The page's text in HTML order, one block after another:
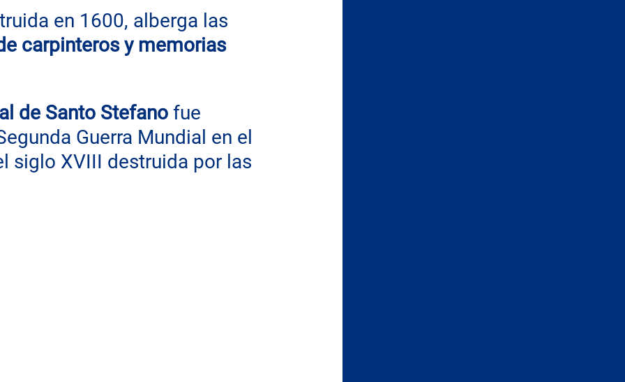
en 1600, alberga las
carpinteros y memorias
de Santo Stefano fue
Guerra Mundial en el
siglo XVIII destruida por las